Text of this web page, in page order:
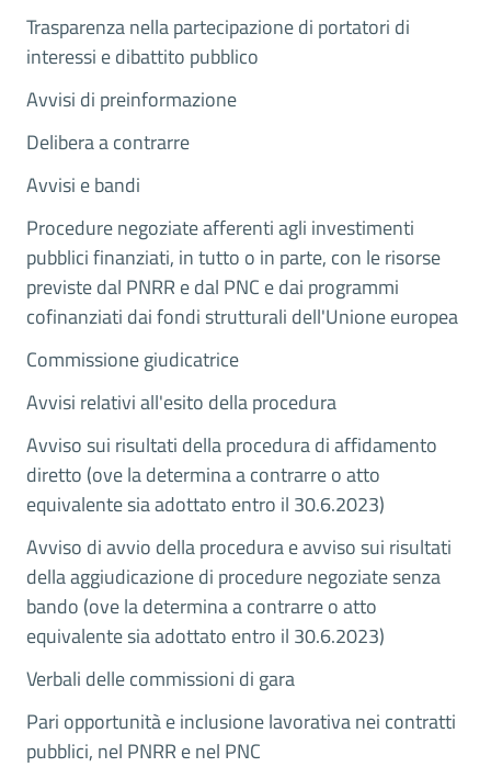
Trasparenza nella partecipazione di portatori di
interessi e dibattito pubblico
Avvisi di preinformazione
Delibera a contrarre
Avvisi e bandi
Procedure negoziate afferenti agli investimenti
pubblici finanziati, in tutto o in parte, con le risorse
previste dal PNRR e dal PNC e dai programmi
cofinanziati dai fondi strutturali dell'Unione europea
Commissione giudicatrice
Avvisi relativi all'esito della procedura
Avviso sui risultati della procedura di affidamento
diretto (ove la determina a contrarre o atto
equivalente sia adottato entro il 30.6.2023)
Avviso di avvio della procedura e avviso sui risultati
della aggiudicazione di procedure negoziate senza
bando (ove la determina a contrarre o atto
equivalente sia adottato entro il 30.6.2023)
Verbali delle commissioni di gara
Pari opportunità e inclusione lavorativa nei contratti
pubblici, nel PNRR e nel PNC